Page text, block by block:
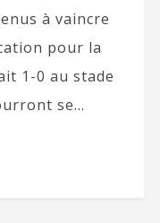
à vaincre
pour la
1-0 au stade
se...